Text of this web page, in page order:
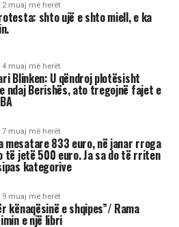
me një energji kozmike
dhe këtë javë yjet nuk
e “Rudina” në Tv
bëri parashikimin
duke e quajtur këtë
në shumë aspekte të